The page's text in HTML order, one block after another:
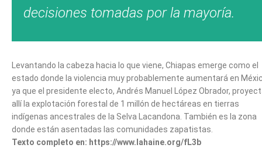
decisiones tomadas por la mayoría.
Levantando la cabeza hacia lo que viene, Chiapas emerge como el
estado donde la violencia muy probablemente aumentará en
ya que el presidente electo, Andrés Manuel López Obrador,
allí la explotación forestal de 1 millón de hectáreas en tierras
indígenas ancestrales de la Selva Lacandona. También es la zona
donde están asentadas las comunidades zapatistas.
Texto completo en: https://www.lahaine.org/fL3b